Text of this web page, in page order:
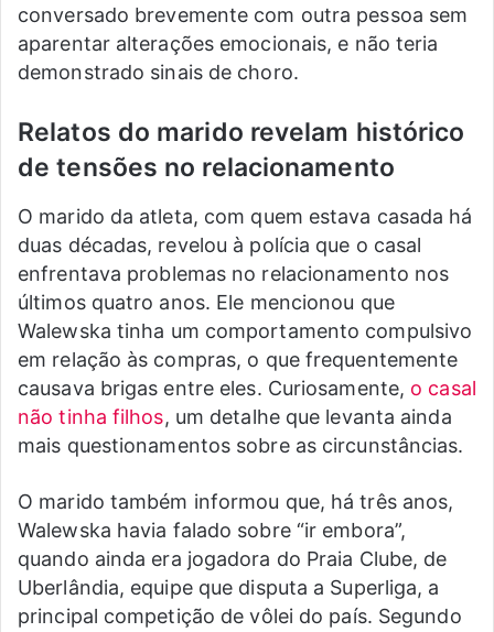
conversado brevemente com outra pessoa sem
aparentar alterações emocionais, e não teria
demonstrado sinais de choro.
Relatos do marido revelam histórico
de tensões no relacionamento
O marido da atleta, com quem estava casada há
duas décadas, revelou à polícia que o casal
enfrentava problemas no relacionamento nos
últimos quatro anos. Ele mencionou que
Walewska tinha um comportamento compulsivo
em relação às compras, o que frequentemente
causava brigas entre eles. Curiosamente, o casal
não tinha filhos, um detalhe que levanta ainda
mais questionamentos sobre as circunstâncias.
O marido também informou que, há três anos,
Walewska havia falado sobre “ir embora”,
quando ainda era jogadora do Praia Clube, de
Uberlândia, equipe que disputa a Superliga, a
principal competição de vôlei do país. Segundo